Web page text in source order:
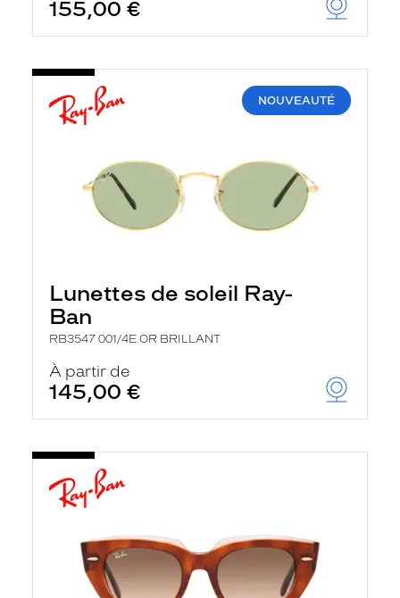
155,00 €
NOUVEAUTÉ
Lunettes de soleil Ray-
Ban
RB3547 001/4E OR BRILLANT
À partir de
145,00 €